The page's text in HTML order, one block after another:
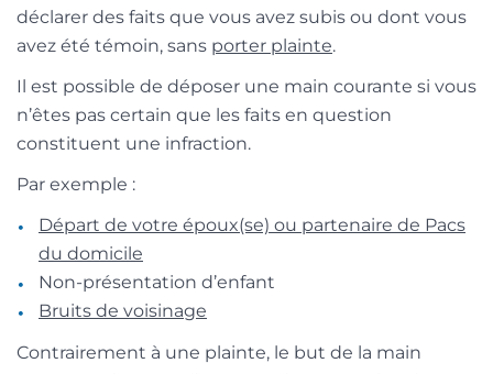
déclarer des faits que vous avez subis ou dont vous
avez été témoin, sans porter plainte.
Il est possible de déposer une main courante si vous
n’êtes pas certain que les faits en question
constituent une infraction.
Par exemple :
Départ de votre époux(se) ou partenaire de Pacs
du domicile
Non-présentation d’enfant
Bruits de voisinage
Contrairement à une plainte, le but de la main